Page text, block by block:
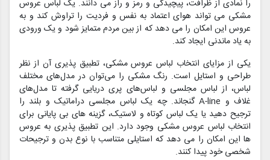
را نمادی از ظرافت، پیچیدگی و رمز و راز می دانند. یک لباس عروس
مشکی می تواند هوای اعتماد به نفس و فردیت را تراوش کند و به
عروس این امکان را می دهد که از بین مردم متمایز شود و یک ورودی
به یاد ماندنی ایجاد کند.
یکی از مزایای انتخاب لباس عروس مشکی، تطبیق پذیری آن از نظر
طراحی و استایل است. رنگ مشکی را می‌توان در مدل‌های مختلف
لباس، از لباس مجلسی و لباس‌های پری دریایی گرفته تا مدل‌های
غلاف و A-line گنجاند. چه یک لباس مجلسی دراماتیک و بلند را
ترجیح دهید یا یک لباس کوتاه و لاستیک، گزینه های بی پایانی برای
انتخاب لباس عروس مشکی وجود دارد. این تطبیق پذیری به عروس
ها این امکان را می دهد که استایلی متناسب با نوع بدن و ترجیحات
شخصی خود پیدا کنند.